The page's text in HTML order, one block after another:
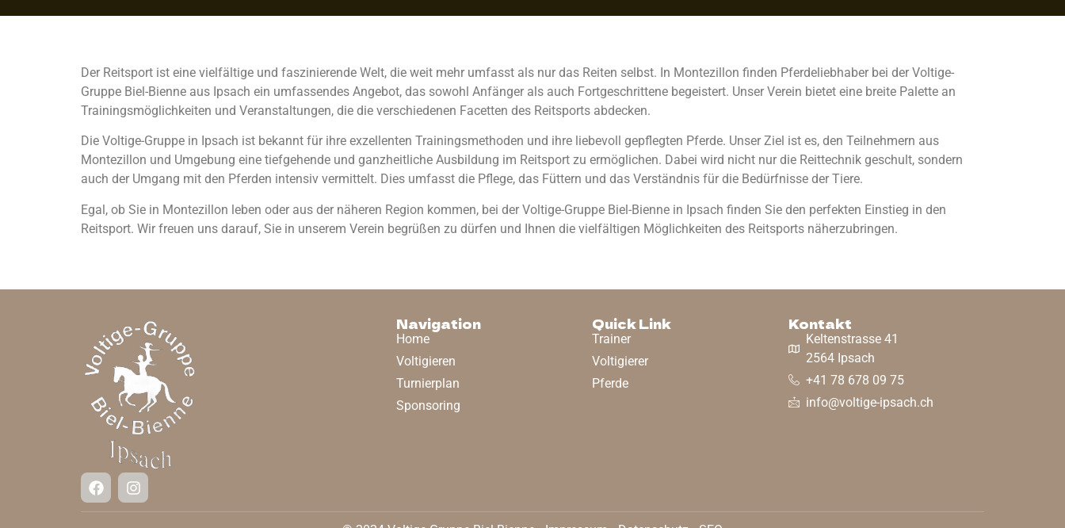
Der Reitsport ist eine vielfältige und faszinierende Welt, die weit mehr umfasst als nur das Reiten selbst. In Montezillon finden Pferdeliebhaber bei der Voltige-
Gruppe Biel-Bienne aus Ipsach ein umfassendes Angebot, das sowohl Anfänger als auch Fortgeschrittene begeistert. Unser Verein bietet eine breite Palette an
Trainingsmöglichkeiten und Veranstaltungen, die die verschiedenen Facetten des Reitsports abdecken.
Die Voltige-Gruppe in Ipsach ist bekannt für ihre exzellenten Trainingsmethoden und ihre liebevoll gepflegten Pferde. Unser Ziel ist es, den Teilnehmern aus
Montezillon und Umgebung eine tiefgehende und ganzheitliche Ausbildung im Reitsport zu ermöglichen. Dabei wird nicht nur die Reittechnik geschult, sondern
auch der Umgang mit den Pferden intensiv vermittelt. Dies umfasst die Pflege, das Füttern und das Verständnis für die Bedürfnisse der Tiere.
Egal, ob Sie in Montezillon leben oder aus der näheren Region kommen, bei der Voltige-Gruppe Biel-Bienne in Ipsach finden Sie den perfekten Einstieg in den
Reitsport. Wir freuen uns darauf, Sie in unserem Verein begrüßen zu dürfen und Ihnen die vielfältigen Möglichkeiten des Reitsports näherzubringen.
Navigation
Home
Voltigieren
Turnierplan
Sponsoring
Quick Link
Trainer
Voltigierer
Pferde
Kontakt
Keltenstrasse 41
2564 Ipsach
+41 78 678 09 75
info@voltige-ipsach.ch